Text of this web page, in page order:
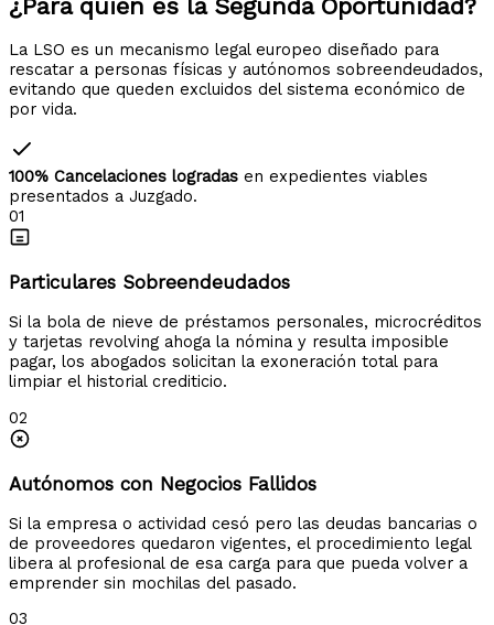
¿Para quién es la Segunda Oportunidad?
La LSO es un mecanismo legal europeo diseñado para
rescatar a personas físicas y autónomos sobreendeudados,
evitando que queden excluidos del sistema económico de
por vida.
100% Cancelaciones logradas en expedientes viables
presentados a Juzgado.
01
Particulares Sobreendeudados
Si la bola de nieve de préstamos personales, microcréditos
y tarjetas revolving ahoga la nómina y resulta imposible
pagar, los abogados solicitan la exoneración total para
limpiar el historial crediticio.
02
Autónomos con Negocios Fallidos
Si la empresa o actividad cesó pero las deudas bancarias o
de proveedores quedaron vigentes, el procedimiento legal
libera al profesional de esa carga para que pueda volver a
emprender sin mochilas del pasado.
03